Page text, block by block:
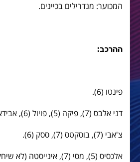
המכוער: מנדרילים בכיינים.
ההרכב:
פינטו (6).
דני אלבס (7), פיקה (5), פויול (6), אבידאל (6).
צ'אבי (7), בוסקטס (7), ססק (6).
אלכסיס (5), מסי (7), אינייסטה (לא שיחק מספיק).